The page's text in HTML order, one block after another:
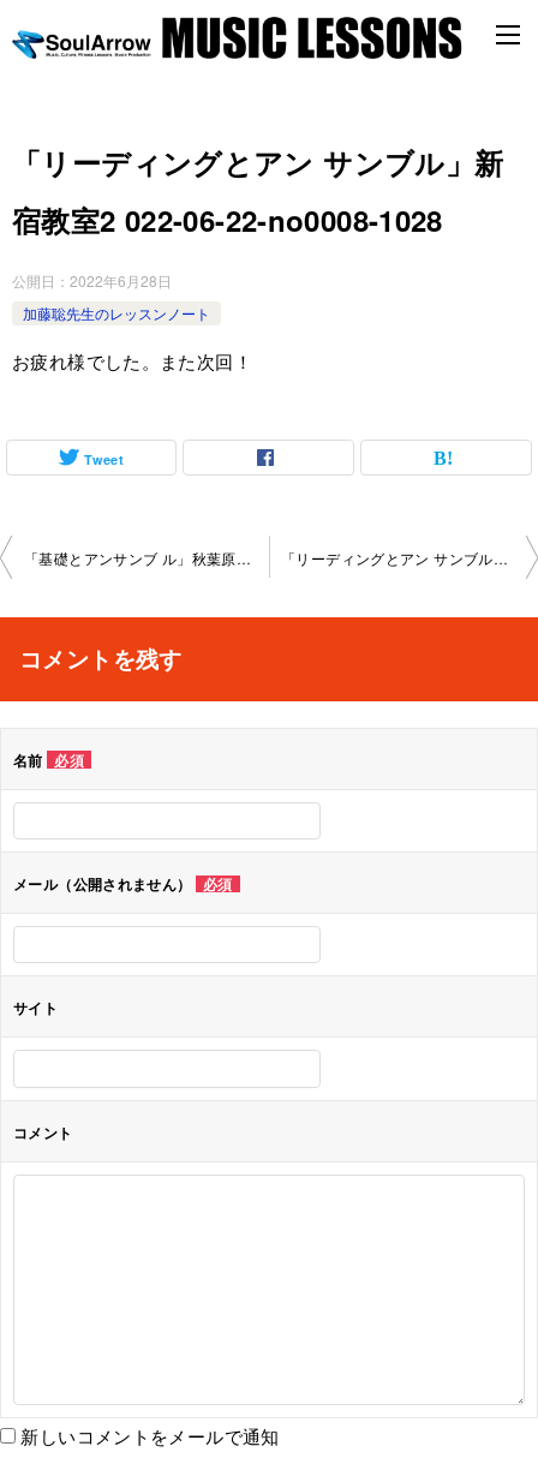
「リーディングとアン サンブル」新
宿教室2 022-06-22-no0008-1028
公開日： 2022年6月28日
加藤聡先生のレッスンノート
お疲れ様でした。また次回！
Tweet
投
ビ
シ
ョ
ン
「基礎とアンサンブ ル」秋葉原教室202 2-06-21-no0008-1023 「リーディングとアン サンブル」新宿教室2 022-06-24-no0008-1028
コメントを残す
名前 必須
メール（公開されません） 必須
サイト
コメント
新しいコメントをメールで通知